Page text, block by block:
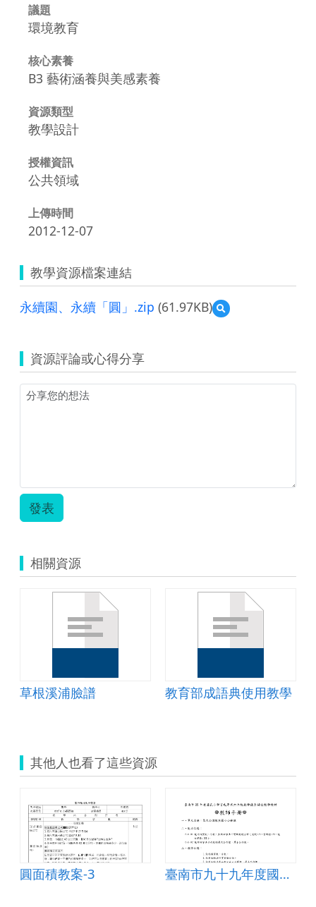
議題
環境教育
核心素養
B3 藝術涵養與美感素養
資源類型
教學設計
授權資訊
公共領域
上傳時間
2012-12-07
教學資源檔案連結
永續園、永續「圓」.zip (61.97KB)
預
覽
永
續
資源評論或心得分享
發表
相關資源
草根溪浦臉譜
教育部成語典使用教學
其他人也看了這些資源
圓面積教案-3 臺南市九十九年度國民小學育成專案六年級數學能力 補教教學教材